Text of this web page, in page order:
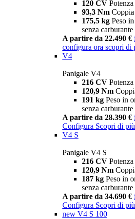
120 CV Potenza
93,3 Nm Coppia
175,5 kg Peso
senza carburante
A partire da 22.490 € i
configura ora scopri di
V4
Panigale V4
216 CV Potenza
120,9 Nm
191 kg Peso in
senza carburante
A partire da 28.390 € i
Configura Scopri di più
V4 S
Panigale V4 S
216 CV Potenza
120,9 Nm
187 kg Peso in
senza
A partire da 34.690 € i
Configura Scopri di più
new V4 S 100